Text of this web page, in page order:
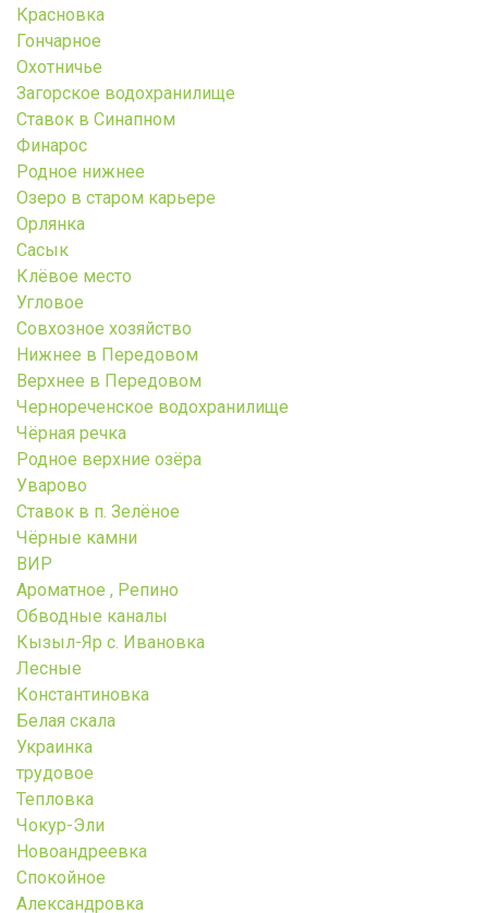
Красновка
Гончарное
Охотничье
Загорское водохранилище
Ставок в Синапном
Финарос
Родное нижнее
Озеро в старом карьере
Орлянка
Сасык
Клёвое место
Угловое
Совхозное хозяйство
Нижнее в Передовом
Верхнее в Передовом
Чернореченское водохранилище
Чёрная речка
Родное верхние озёра
Уварово
Ставок в п. Зелёное
Чёрные камни
ВИР
Ароматное , Репино
Обводные каналы
Кызыл-Яр с. Ивановка
Лесные
Константиновка
Белая скала
Украинка
трудовое
Тепловка
Чокур-Эли
Новоандреевка
Спокойное
Александровка